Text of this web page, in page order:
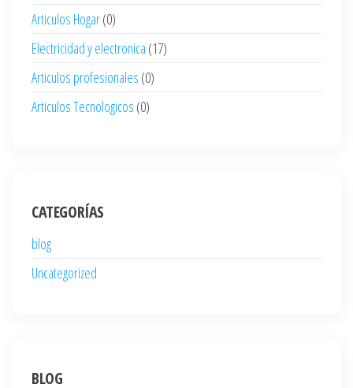
Articulos Hogar(0)
Electricidad y electronica (17)
Articulos profesionales (0)
Articulos Tecnologicos (0)
CATEGORÍAS
blog
Uncategorized
BLOG